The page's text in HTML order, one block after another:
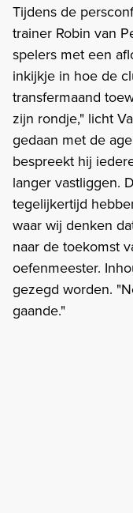
Tijdens de
trainer Robin van
spelers met een
inkijkje in hoe de
transfermaand
zijn rondje," licht
gedaan met de
bespreekt hij
langer vastliggen.
tegelijkertijd
waar wij denken
naar de toekomst
oefenmeester.
gezegd worden.
gaande."